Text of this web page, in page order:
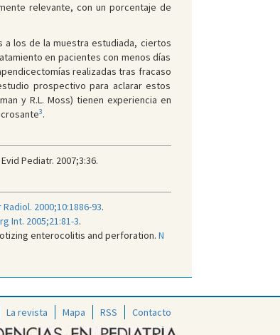
relevante, con un porcentaje de
a los de la muestra estudiada, ciertos
en pacientes con menos días
realizadas tras fracaso
prospectivo para aclarar estos
y R.L. Moss) tienen experiencia en
3.
Pediatr. 2007;3:36.
Radiol. 2000;10:1886-93.
Int. 2005;21:81-3.
enterocolitis and perforation. N
La revista Mapa RSS Contacto